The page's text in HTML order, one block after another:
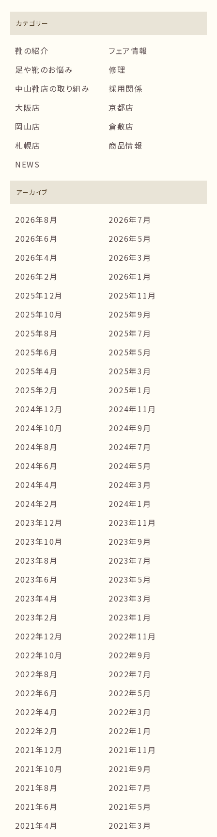
カテゴリー
靴の紹介
フェア情報
足や靴のお悩み
修理
中山靴店の取り組み
採用関係
大阪店
京都店
岡山店
倉敷店
札幌店
商品情報
NEWS
アーカイブ
2026年8月
2026年7月
2026年6月
2026年5月
2026年4月
2026年3月
2026年2月
2026年1月
2025年12月
2025年11月
2025年10月
2025年9月
2025年8月
2025年7月
2025年6月
2025年5月
2025年4月
2025年3月
2025年2月
2025年1月
2024年12月
2024年11月
2024年10月
2024年9月
2024年8月
2024年7月
2024年6月
2024年5月
2024年4月
2024年3月
2024年2月
2024年1月
2023年12月
2023年11月
2023年10月
2023年9月
2023年8月
2023年7月
2023年6月
2023年5月
2023年4月
2023年3月
2023年2月
2023年1月
2022年12月
2022年11月
2022年10月
2022年9月
2022年8月
2022年7月
2022年6月
2022年5月
2022年4月
2022年3月
2022年2月
2022年1月
2021年12月
2021年11月
2021年10月
2021年9月
2021年8月
2021年7月
2021年6月
2021年5月
2021年4月
2021年3月